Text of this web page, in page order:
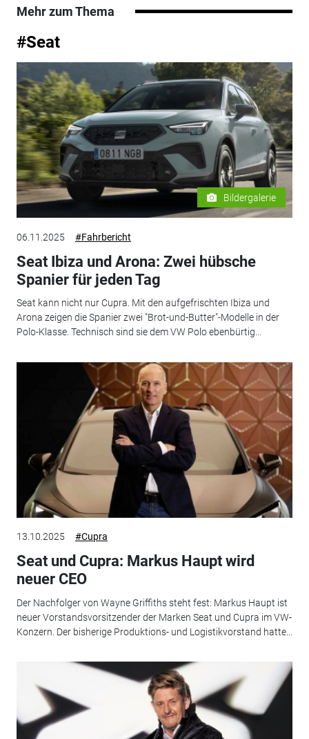
Mehr zum Thema
#Seat
Bildergalerie
06.11.2025 #Fahrbericht
Seat Ibiza und Arona: Zwei hübsche
Spanier für jeden Tag
Seat kann nicht nur Cupra. Mit den aufgefrischten Ibiza und
Arona zeigen die Spanier zwei "Brot-und-Butter"-Modelle in der
Polo-Klasse. Technisch sind sie dem VW Polo ebenbürtig...
13.10.2025 #Cupra
Seat und Cupra: Markus Haupt wird
neuer CEO
Der Nachfolger von Wayne Griffiths steht fest: Markus Haupt ist
neuer Vorstandsvorsitzender der Marken Seat und Cupra im VW-
Konzern. Der bisherige Produktions- und Logistikvorstand hatte...